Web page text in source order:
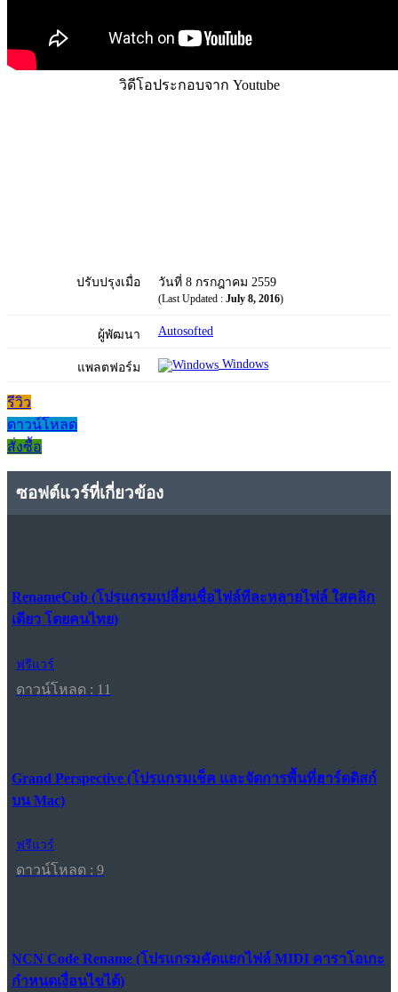
วิดีโอประกอบจาก Youtube
ปรับปรุงเมื่อ วันที่ 8 กรกฎาคม 2559
(Last Updated : July 8, 2016)
ผู้พัฒนา Autosofted
แพลตฟอร์ม Windows
รีวิว
ดาวน์โหลด
สั่งซื้อ
ซอฟต์แวร์ที่เกี่ยวข้อง
RenameCub (โปรแกรมเปลี่ยนชื่อไฟล์ทีละหลายไฟล์ ใสคลิก
เดียว โดยคนไทย)
ฟรีแวร์
ดาวน์โหลด : 11
Grand Perspective (โปรแกรมเช็ค และจัดการพื้นที่ฮาร์ดดิสก์
บน Mac)
ฟรีแวร์
ดาวน์โหลด : 9
NCN Code Rename (โปรแกรมคัดแยกไฟล์ MIDI คาราโอเกะ
กำหนดเงื่อนไขได้)